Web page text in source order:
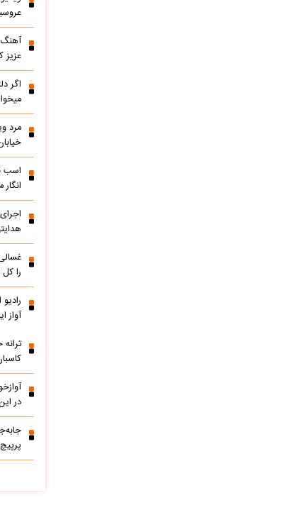
آهنگ
اگر
مرد
اسب
را کل
آواز
در